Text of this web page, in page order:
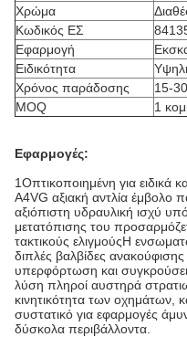
Χρώμα
Κωδικός ΕΣ
Εφαρμογή
Ειδικότητα
Χρόνος παράδοσης
15-
MOQ
1
Εφαρμογές:
1Οπτικοποιημένη για ειδικά
A4VG αξιακή αντλία έμβολο
αξιόπιστη υδραυλική ισχύ
μετατόπισης του
τακτικούς ελιγμούςΗ
διπλές βαλβίδες
υπερφόρτωση και
λύση πληροί αυστηρά
κινητικότητα των οχημάτων,
συστατικό για εφαρμογές
δύσκολα περιβάλλοντα.